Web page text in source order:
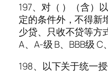
197、对（ ）（含）
定的条件外，不得新
少贷、只收不贷等方
A、A-级 B、BBB级 C
198、以下关于统一